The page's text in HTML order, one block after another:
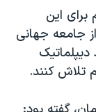
این
جامعه جهانی
تلاش کنند.